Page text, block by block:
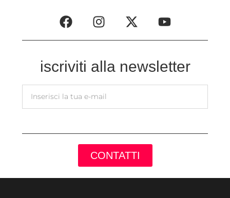
iscriviti alla newsletter
CONTATTI